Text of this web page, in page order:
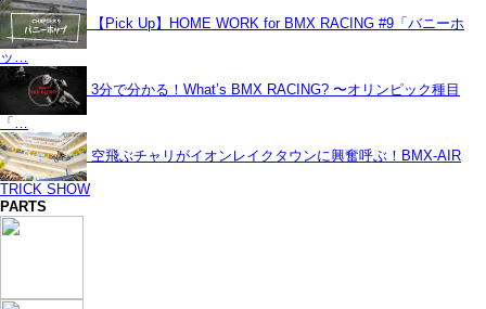
【Pick Up】HOME WORK for BMX RACING #9「バニーホ
ッ…
3分で分かる！What’s BMX RACING? 〜オリンピック種目
「…
空飛ぶチャリがイオンレイクタウンに興奮呼ぶ！BMX-AIR
TRICK SHOW
PARTS